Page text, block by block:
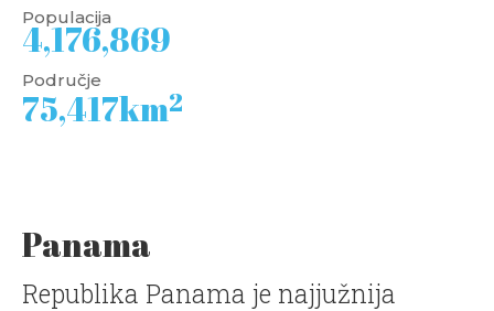
Populacija
4,176,869
Područje
75,417km2
Panama
Republika Panama je najjužnija